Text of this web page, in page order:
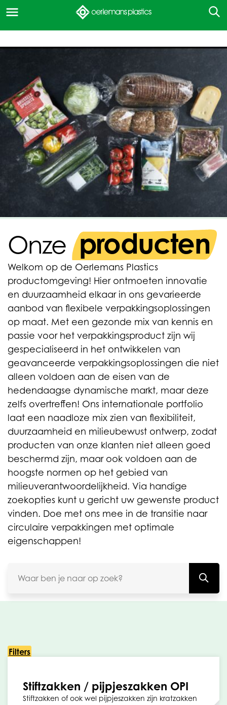
Onze producten
Welkom op de Oerlemans Plastics
productomgeving! Hier ontmoeten innovatie
en duurzaamheid elkaar in ons gevarieerde
aanbod van flexibele verpakkingsoplossingen
op maat. Met een gezonde mix van kennis en
passie voor het verpakkingsproduct zijn wij
gespecialiseerd in het ontwikkelen van
geavanceerde verpakkingsoplossingen die niet
alleen voldoen aan de eisen van de
hedendaagse dynamische markt, maar deze
zelfs overtreffen! Ons internationale portfolio
laat een naadloze mix zien van flexibiliteit,
duurzaamheid en milieubewust ontwerp, zodat
producten van onze klanten niet alleen goed
beschermd zijn, maar ook voldoen aan de
hoogste normen op het gebied van
milieuverantwoordelijkheid. Via handige
zoekopties kunt u gericht uw gewenste product
vinden. Doe met ons mee in de transitie naar
circulaire verpakkingen met optimale
eigenschappen!
Filters
Stiftzakken / pijpjeszakken OPI
Stiftzakken of ook wel pijpjeszakken zijn kratzakken